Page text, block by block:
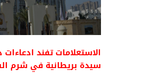
الاستعلامات تفند
سيدة بريطانية في شرم